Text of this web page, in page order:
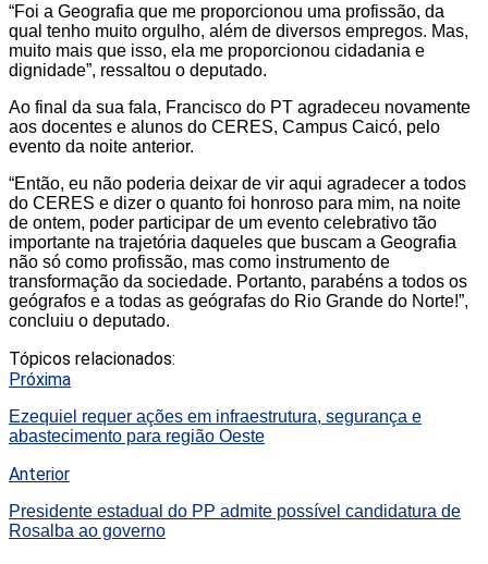
“Foi a Geografia que me proporcionou uma profissão, da
qual tenho muito orgulho, além de diversos empregos. Mas,
muito mais que isso, ela me proporcionou cidadania e
dignidade”, ressaltou o deputado.
Ao final da sua fala, Francisco do PT agradeceu novamente
aos docentes e alunos do CERES, Campus Caicó, pelo
evento da noite anterior.
“Então, eu não poderia deixar de vir aqui agradecer a todos
do CERES e dizer o quanto foi honroso para mim, na noite
de ontem, poder participar de um evento celebrativo tão
importante na trajetória daqueles que buscam a Geografia
não só como profissão, mas como instrumento de
transformação da sociedade. Portanto, parabéns a todos os
geógrafos e a todas as geógrafas do Rio Grande do Norte!”,
concluiu o deputado.
Tópicos relacionados:
Próxima
Ezequiel requer ações em infraestrutura, segurança e
abastecimento para região Oeste
Anterior
Presidente estadual do PP admite possível candidatura de
Rosalba ao governo